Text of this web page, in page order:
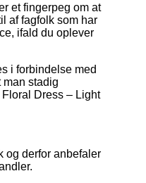
et fingerpeg om at
af fagfolk som har
ifald du oplever
i forbindelse med
man stadig
Dress – Light
og derfor anbefaler